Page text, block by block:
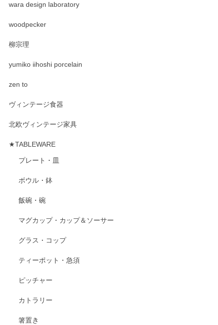
wara design laboratory
woodpecker
柳宗理
yumiko iihoshi porcelain
zen to
ヴィンテージ食器
北欧ヴィンテージ家具
★TABLEWARE
プレート・皿
ボウル・鉢
飯碗・碗
マグカップ・カップ＆ソーサー
グラス・コップ
ティーポット・急須
ピッチャー
カトラリー
箸置き